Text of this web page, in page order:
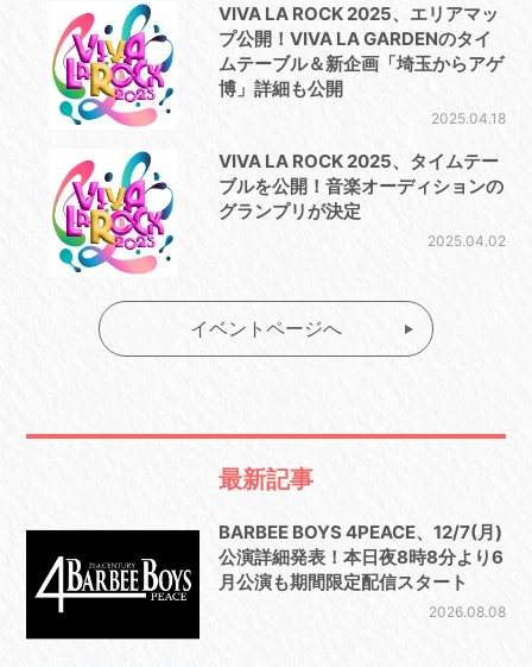
VIVA LA ROCK 2025、エリアマッ
プ公開！VIVA LA GARDENのタイ
ムテーブル＆新企画「埼玉からアゲ
博」詳細も公開
2025.04.18
VIVA LA ROCK 2025、タイムテー
ブルを公開！⾳楽オーディションの
グランプリが決定
2025.04.02
イベントページへ
最新記事
BARBEE BOYS 4PEACE、12/7(月)
公演詳細発表！本日夜8時8分より6
月公演も期間限定配信スタート
2026.08.08